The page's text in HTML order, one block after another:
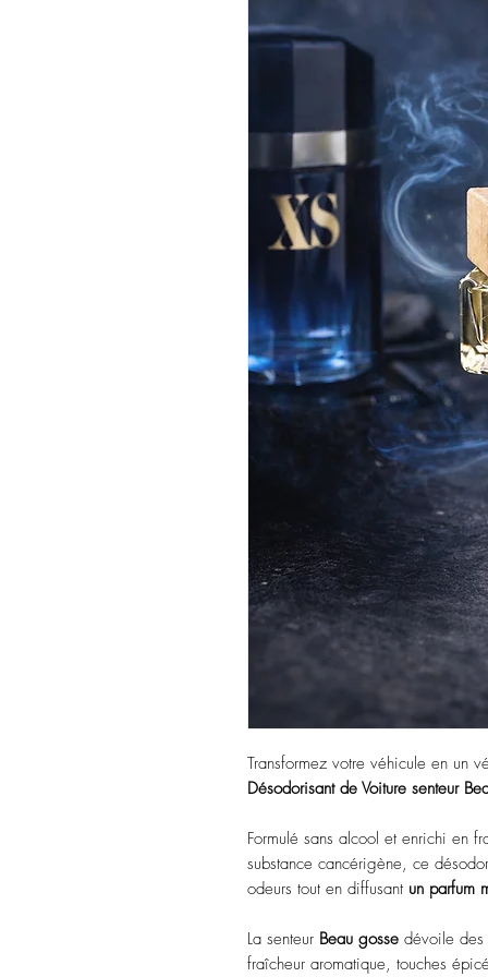
Transformez votre véhicule en un
Désodorisant de Voiture senteur
Formulé sans alcool et enrichi en
substance cancérigène, ce
odeurs tout en diffusant un parfum
La senteur Beau gosse dévoile des
fraîcheur aromatique, touches